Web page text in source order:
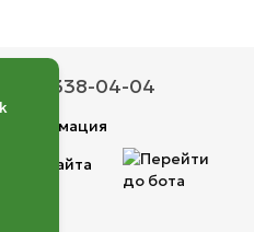
067 338-04-04
информация
сайта